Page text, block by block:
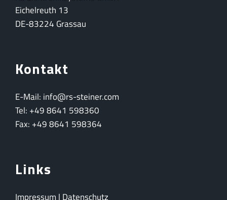
Eichelreuth 13
DE-83224 Grassau
Kontakt
E-Mail: info@rs-steiner.com
Tel: +49 8641 598360
Fax: +49 8641 598364
Links
Impressum | Datenschutz